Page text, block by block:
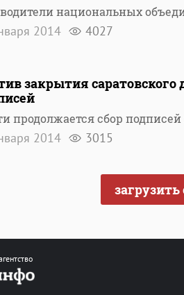
национальных
2014 4027
закрытия
продолжается сбор
2014 3015